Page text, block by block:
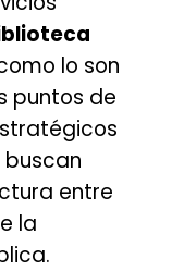
lo son
puntos de
entre
la